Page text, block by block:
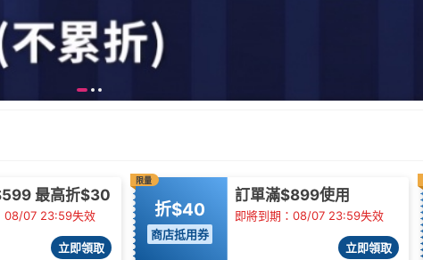
最高折$30
08/07 23:59失效
立即領取
限量
折$40
商店抵用券
訂單滿$899使用
即將到期：08/07 23:59失效
立即領取